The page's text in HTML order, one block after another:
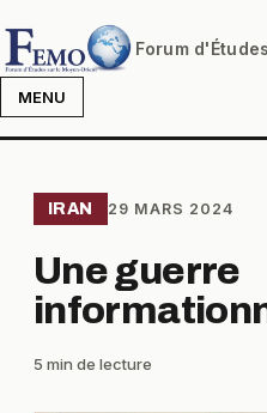
Forum
MENU
IRAN 29 MARS 2024
Une guerre
5 min de lecture